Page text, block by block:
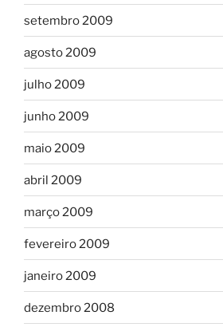
setembro 2009
agosto 2009
julho 2009
junho 2009
maio 2009
abril 2009
março 2009
fevereiro 2009
janeiro 2009
dezembro 2008